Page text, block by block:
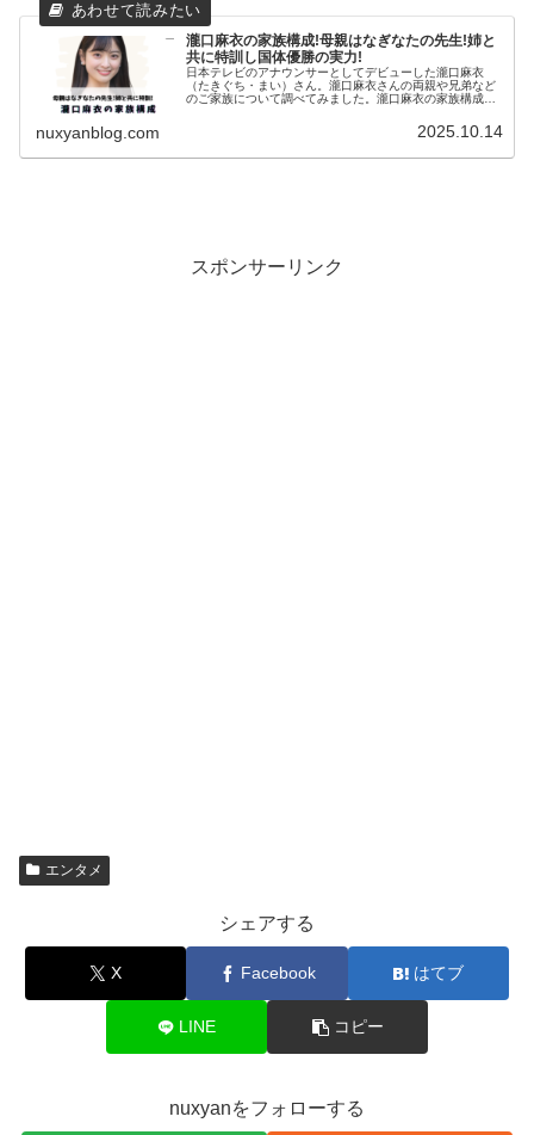
瀧口麻衣の家族構成!母親はなぎなたの先生!姉と
共に特訓し国体優勝の実力!
日本テレビのアナウンサーとしてデビューした瀧口麻衣
（たきぐち・まい）さん。瀧口麻衣さんの両親や兄弟など
のご家族について調べてみました。瀧口麻衣の家族構成セ
nuxyanblog.com 2025.10.14
スポンサーリンク
エンタメ
シェアする
X Facebook はてブ
LINE コピー
nuxyanをフォローする